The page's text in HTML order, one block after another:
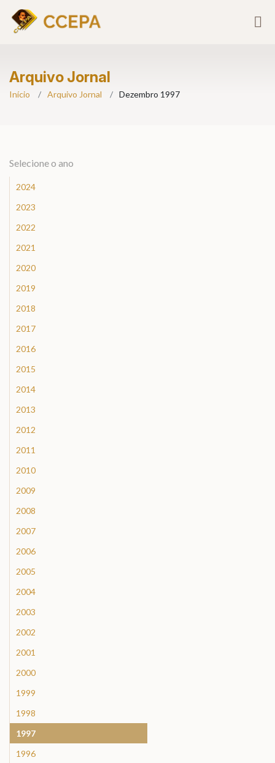
Arquivo Jornal
Início Arquivo Jornal Dezembro 1997
Selecione o ano
2024
2023
2022
2021
2020
2019
2018
2017
2016
2015
2014
2013
2012
2011
2010
2009
2008
2007
2006
2005
2004
2003
2002
2001
2000
1999
1998
1997
1996